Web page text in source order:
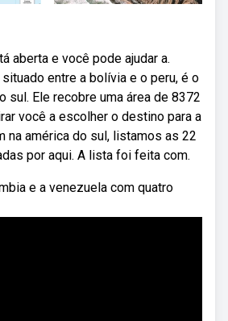
aberta e você pode ajudar a.
entre a bolívia e o peru, é o
sul. Ele recobre uma área de 8372
você a escolher o destino para a
na américa do sul, listamos as 22
por aqui. A lista foi feita com.
e a venezuela com quatro